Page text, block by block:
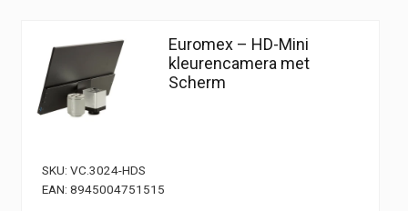
Euromex – HD-Mini
kleurencamera met
Scherm
SKU: VC.3024-HDS
EAN: 8945004751515